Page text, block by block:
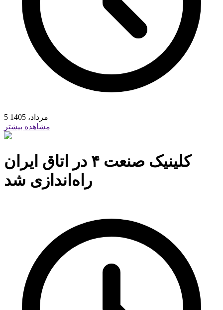
5 مرداد، 1405
مشاهده بیشتر
کلینیک صنعت ۴ در اتاق ایران
راه‌اندازی شد